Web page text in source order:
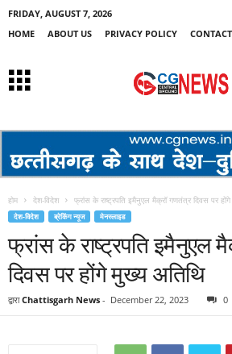
FRIDAY, AUGUST 7, 2026
HOME
ABOUT US PRIVACY POLICY
होम देश-विदेश फ्रांस के राष्ट्रपति इमैनुएल मैक्रॉ गणतंत्र दिवस पर
देश-विदेश ब्रेकिंग न्यूज मेनस्लाइड
फ्रांस के राष्ट्रपति इमैनुएल
दिवस पर होंगे मुख्य अतिथि
द्वारा Chattisgarh News - December 22, 2023 0